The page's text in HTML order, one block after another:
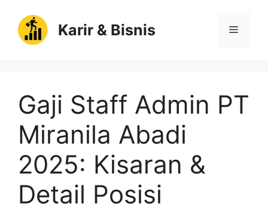
Karir & Bisnis Menu
Gaji Staff Admin PT
Miranila Abadi
2025: Kisaran &
Detail Posisi